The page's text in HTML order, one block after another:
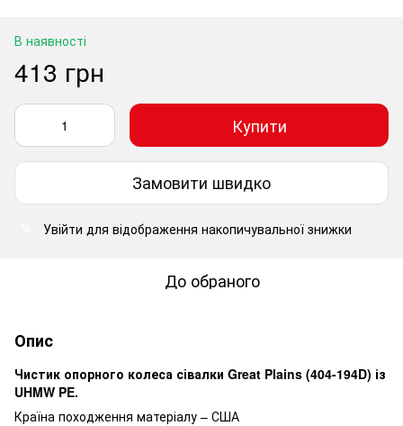
В наявності
413 грн
Купити
Замовити швидко
Увійти для відображення накопичувальної знижки
До обраного
Опис
Чистик опорного колеса сівалки Great Plains (404-194D) із
UHMW PE.
Країна походження матеріалу – США